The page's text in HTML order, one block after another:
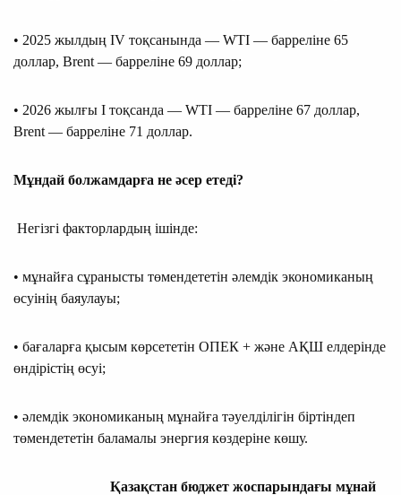
• 2025 жылдың IV тоқсанында — WTI — барреліне 65
доллар, Brent — барреліне 69 доллар;
• 2026 жылғы I тоқсанда — WTI — барреліне 67 доллар,
Brent — барреліне 71 доллар.
Мұндай болжамдарға не әсер етеді?
Негізгі факторлардың ішінде:
• мұнайға сұранысты төмендететін әлемдік экономиканың
өсуінің баяулауы;
• бағаларға қысым көрсететін ОПЕК + және АҚШ елдерінде
өндірістің өсуі;
• әлемдік экономиканың мұнайға тәуелділігін біртіндеп
төмендететін баламалы энергия көздеріне көшу.
Қазақстан бюджет жоспарындағы мұнай